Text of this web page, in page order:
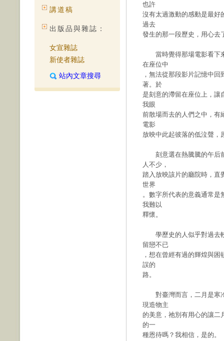
講道稿
出版品與雜誌：
女宣雜誌
新使者雜誌
站內文章搜尋
也許
沒有太過激動的感動是最好
過去
發生的那一段歷史，用心去
當時覺得那場電影看下來
在座位中
，無法從那段影片記憶中
著。於
是刻意的滯留在座位上，讓
我眼
前散場而去的人們之中，有
電影
放映中此起彼落的低泣聲，
刻意選在熱騰騰的午后前
人不少，
踏入放映該片的廳院時，直
世界
。數字所代表的意義通常是
我難以
釋懷。
學歷史的人似乎對過去較
留戀不已
，想在曾經有過的輝煌與
誤的
路。
對臺灣而言，二月是寒冷
現造物主
的美意，祂別有用心的讓二
的一
種恩待嗎？我相信，是的。